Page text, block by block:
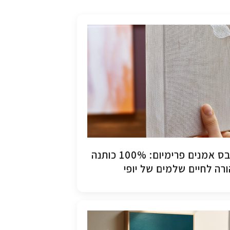
קנבס אמנים פרימיום: 100% כותנה
לחיים שלמים של יופי